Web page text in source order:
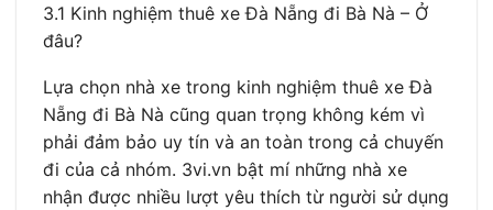
3.1 Kinh nghiệm thuê xe Đà Nẵng đi Bà Nà – Ở
đâu?
Lựa chọn nhà xe trong kinh nghiệm thuê xe Đà
Nẵng đi Bà Nà cũng quan trọng không kém vì
phải đảm bảo uy tín và an toàn trong cả chuyến
đi của cả nhóm. 3vi.vn bật mí những nhà xe
nhận được nhiều lượt yêu thích từ người sử dụng